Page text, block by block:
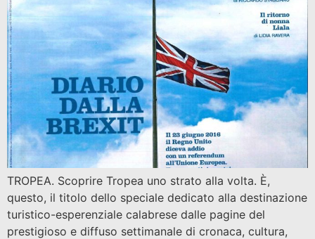
TROPEA. Scoprire Tropea uno strato alla volta. È,
questo, il titolo dello speciale dedicato alla destinazione
turistico-esperenziale calabrese dalle pagine del
prestigioso e diffuso settimanale di cronaca, cultura,